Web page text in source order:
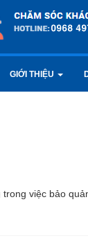
GIỚI THIỆU
việc bảo